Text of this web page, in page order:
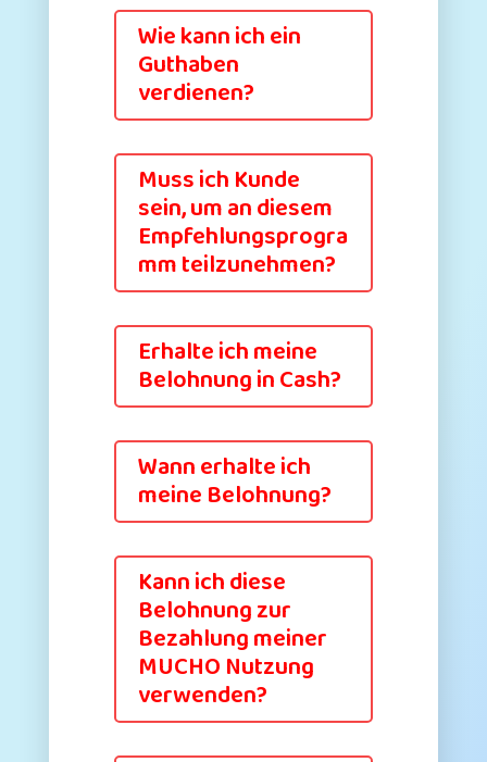
Wie kann ich ein
Guthaben
verdienen?
Muss ich Kunde
sein, um an diesem
Empfehlungsprogra
mm teilzunehmen?
Erhalte ich meine
Belohnung in Cash?
Wann erhalte ich
meine Belohnung?
Kann ich diese
Belohnung zur
Bezahlung meiner
MUCHO Nutzung
verwenden?